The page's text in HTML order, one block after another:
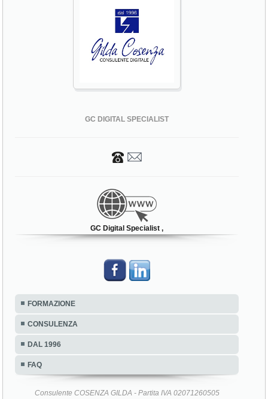
GC DIGITAL SPECIALIST
GC Digital Specialist ,
FORMAZIONE
CONSULENZA
DAL 1996
FAQ
Consulente COSENZA GILDA - Partita IVA 02071260505